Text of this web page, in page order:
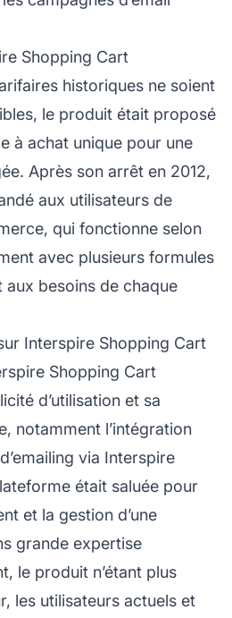
Shopping Cart
historiques ne soient
le produit était proposé
à achat unique pour une
Après son arrêt en 2012,
aux utilisateurs de
qui fonctionne selon
avec plusieurs formules
aux besoins de chaque
Interspire Shopping Cart
Shopping Cart
d’utilisation et sa
notamment l’intégration
via Interspire
était saluée pour
et la gestion d’une
grande expertise
le produit n’étant plus
les utilisateurs actuels et